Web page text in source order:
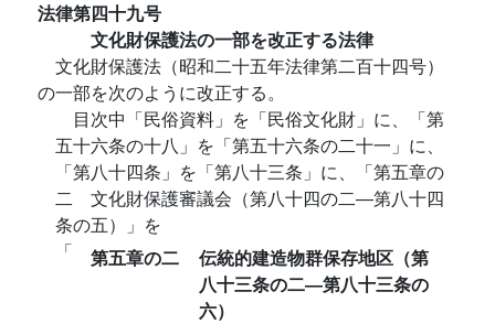
法律第四十九号
文化財保護法の一部を改正する法律
文化財保護法（昭和二十五年法律第二百十四号）
の一部を次のように改正する。
目次中「民俗資料」を「民俗文化財」に、「第
五十六条の十八」を「第五十六条の二十一」に、
「第八十四条」を「第八十三条」に、「第五章の
二 文化財保護審議会（第八十四の二―第八十四
条の五）」を
「
第五章の二
伝統的建造物群保存地区（第
八十三条の二―第八十三条の
六）